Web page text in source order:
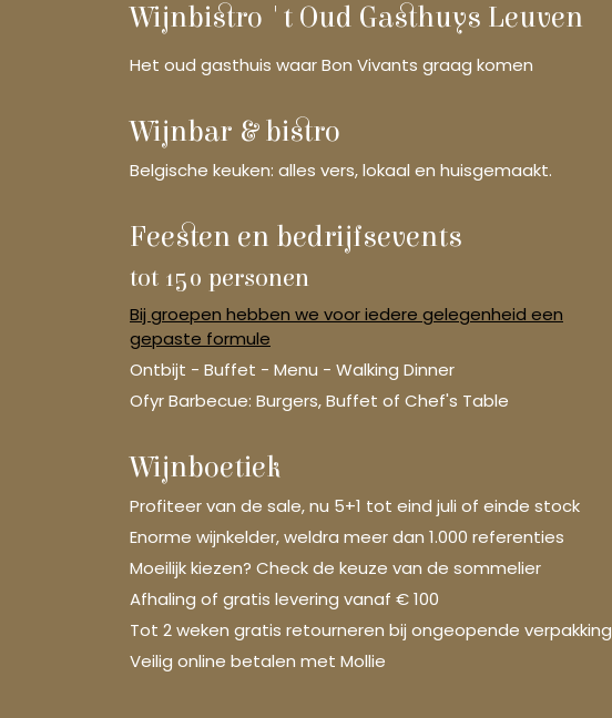
Wijnbistro 't Oud Gasthuys Leuven
Het oud gasthuis waar Bon Vivants graag komen
Wijnbar & bistro
Belgische keuken: alles vers, lokaal en huisgemaakt.
Feesten en bedrijfsevents
tot 150 personen
Bij groepen hebben we voor iedere gelegenheid een
gepaste formule
Ontbijt - Buffet - Menu - Walking Dinner
Ofyr Barbecue: Burgers, Buffet of Chef's Table
Wijnboetiek
Profiteer van de sale, nu 5+1 tot eind juli of einde stock
Enorme wijnkelder, weldra meer dan 1.000 referenties
Moeilijk kiezen? Check de keuze van de sommelier
Afhaling of gratis levering vanaf € 100
Tot 2 weken gratis retourneren bij ongeopende verpakking
Veilig online betalen met Mollie